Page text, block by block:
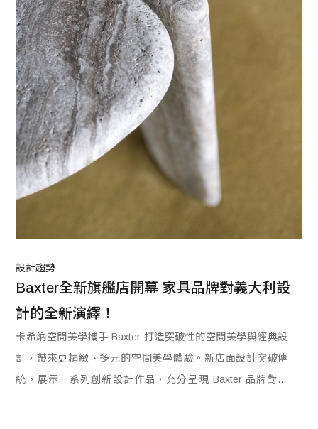
設計趨勢
Baxter全新旗艦店開幕 家具品牌對義大利設
計的全新演繹！
卡希納空間美學攜手 Baxter 打造突破性的空間美學與經典設
計，帶來更精緻、多元的空間美學體驗。新店面設計突破傳
統，展示一系列創新設計作品，充分呈現 Baxter 品牌對美